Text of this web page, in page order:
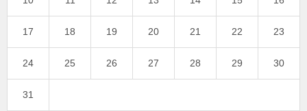
17 18 19 20 21 22 23
24 25 26 27 28 29 30
31